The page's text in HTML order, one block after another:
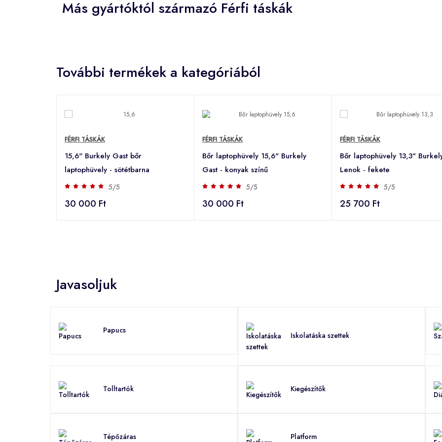
Más gyártóktól származó Férfi táskák
További termékek a kategóriából
FÉRFI TÁSKÁK
15,6" Burkely Gast bőr
laptophüvely - sötétbarna
5/5
30 000 Ft
FÉRFI TÁSKÁK
Bőr laptophüvely 15,6" Burkely
Gast - konyak színű
5/5
30 000 Ft
FÉRFI TÁSKÁK
Bőr laptophüvely 13,3"
Lenok - fekete
5/5
25 700 Ft
Javasoljuk
Papucs
Iskolatáska szettek
Tolltartók Kiegészítők
Tépőzáras Platform